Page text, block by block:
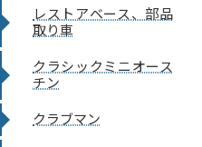
レストアベース、部品
取り車
クラシックミニ オース
チン
クラブマン